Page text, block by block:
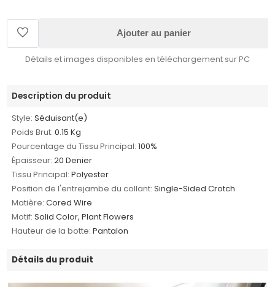
Ajouter au panier
Détails et images disponibles en téléchargement sur PC
Description du produit
Style: Séduisant(e)
Poids Brut: 0.15 Kg
Pourcentage du Tissu Principal: 100%
Épaisseur: 20 Denier
Tissu Principal: Polyester
Position de l'entrejambe du collant: Single-Sided Crotch
Matière: Cored Wire
Motif: Solid Color, Plant Flowers
Hauteur de la botte: Pantalon
Détails du produit